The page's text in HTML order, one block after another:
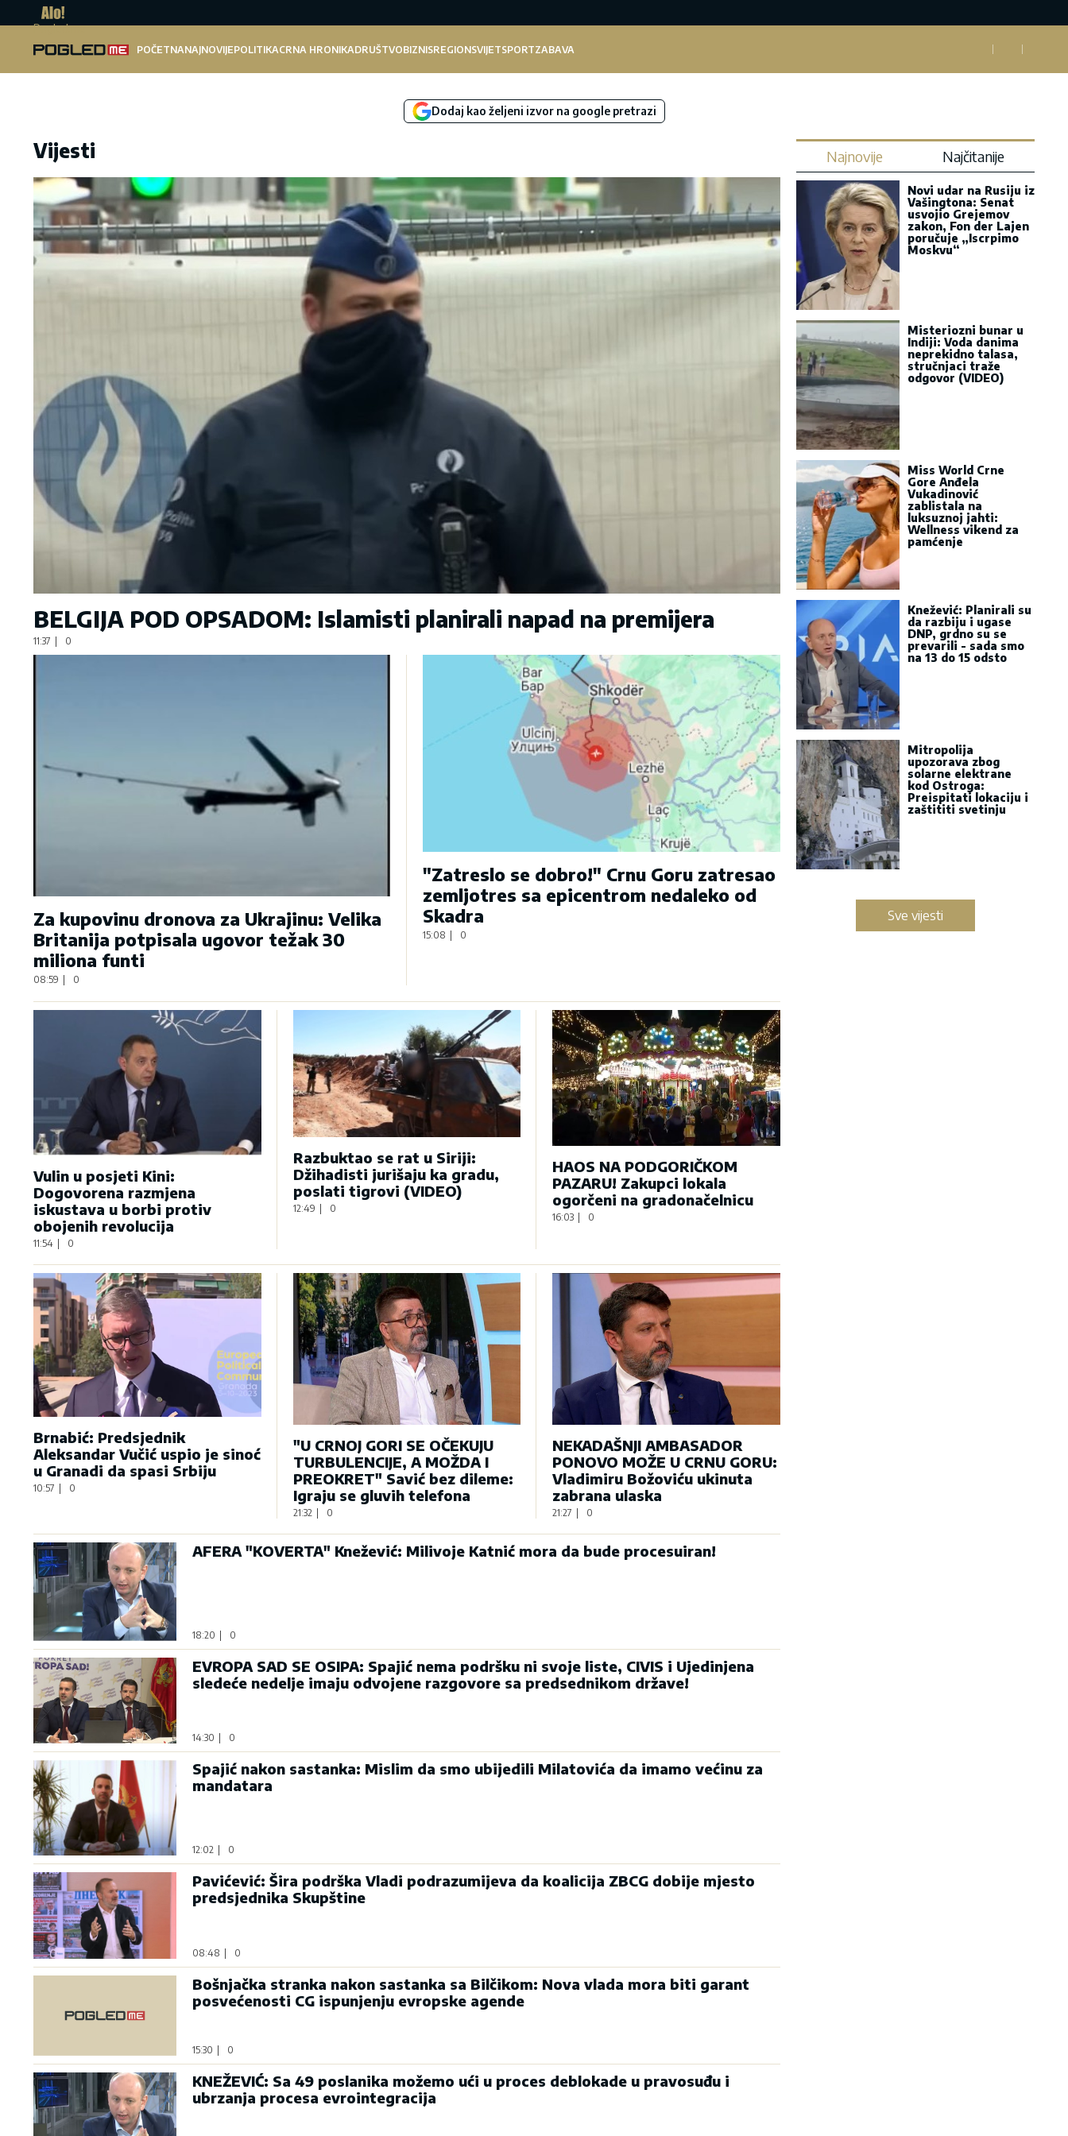
Pogled.me
POČETNANAJNOVIJEPOLITIKACRNA HRONIKADRUŠTVOBIZNISREGIONSVIJETSPORTZABAVA
Dodaj kao željeni izvor na google pretrazi
Vijesti
BELGIJA POD OPSADOM: Islamisti planirali napad na premijera
11:37 0
Za kupovinu dronova za Ukrajinu: Velika
Britanija potpisala ugovor težak 30
miliona funti
08:59 | 0
"Zatreslo se dobro!" Crnu Goru zatresao
zemljotres sa epicentrom nedaleko od
Skadra
15:08 0
Vulin u posjeti Kini:
Dogovorena razmjena
iskustava u borbi protiv
obojenih revolucija
11:54 0
Razbuktao se rat u Siriji:
Džihadisti jurišaju ka gradu,
poslati tigrovi (VIDEO)
12:49 | 0
HAOS NA PODGORIČKOM
PAZARU! Zakupci lokala
ogorčeni na gradonačelnicu
16:03 0
Brnabić: Predsjednik
Aleksandar Vučić uspio je sinoć
u Granadi da spasi Srbiju
10:57 0
"U CRNOJ GORI SE OČEKUJU
TURBULENCIJE, A MOŽDA I
PREOKRET" Savić bez dileme:
Igraju se gluvih telefona
21:32 | 0
NEKADAŠNJI AMBASADOR
PONOVO MOŽE U CRNU GORU:
Vladimiru Božoviću ukinuta
zabrana ulaska
21:27 | 0
AFERA "KOVERTA" Knežević: Milivoje Katnić mora da bude procesuiran!
18:20 0
EVROPA SAD SE OSIPA: Spajić nema podršku ni svoje liste, CIVIS i Ujedinjena
sledeće nedelje imaju odvojene razgovore sa predsednikom države!
14:30 0
Spajić nakon sastanka: Mislim da smo ubijedili Milatovića da imamo većinu za
mandatara
12:02 0
Pavićević: Šira podrška Vladi podrazumijeva da koalicija ZBCG dobije mjesto
predsjednika Skupštine
08:48 0
Bošnjačka stranka nakon sastanka sa Bilčikom: Nova vlada mora biti garant
posvećenosti CG ispunjenju evropske agende
15:30 0
KNEŽEVIĆ: Sa 49 poslanika možemo ući u proces deblokade u pravosuđu i
ubrzanja procesa evrointegracija
Najnovije Najčitanije
Novi udar na Rusiju iz
Vašingtona: Senat
usvojio Grejemov
zakon, Fon der Lajen
poručuje „Iscrpimo
Moskvu“
Misteriozni bunar u
Indiji: Voda danima
neprekidno talasa,
stručnjaci traže
odgovor (VIDEO)
Miss World Crne
Gore Anđela
Vukadinović
zablistala na
luksuznoj jahti:
Wellness vikend za
pamćenje
Knežević: Planirali su
da razbiju i ugase
DNP, grdno su se
prevarili - sada smo
na 13 do 15 odsto
Mitropolija
upozorava zbog
solarne elektrane
kod Ostroga:
Preispitati lokaciju i
zaštititi svetinju
Sve vijesti